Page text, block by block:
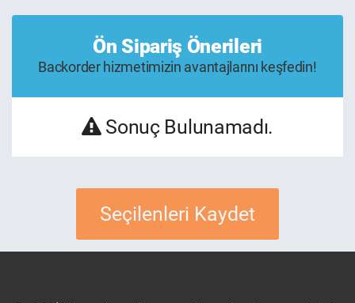
Ön Sipariş Önerileri
Backorder hizmetimizin avantajlarını keşfedin!
Sonuç Bulunamadı.
Seçilenleri Kaydet